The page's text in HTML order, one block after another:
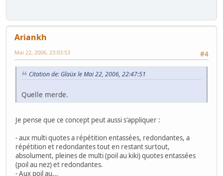
Ariankh
#4
Mai 22, 2006, 23:03:53
Citation de: Glaüx le Mai 22, 2006, 22:47:51
Quelle merde.
Je pense que ce concept peut aussi s'appliquer :
- aux multi quotes a répétition entassées, redondantes, a
répétition et redondantes tout en restant surtout,
absolument, pleines de multi (poil au kiki) quotes entassées
(poil au nez) et redondantes.
- Aux poil au...